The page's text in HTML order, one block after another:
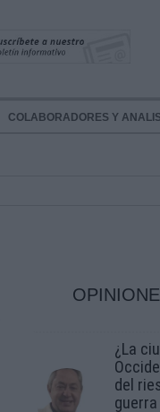
COLABORADORES Y
¿La
del